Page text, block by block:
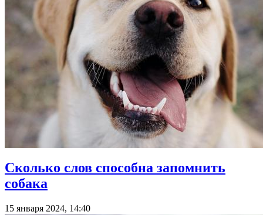
Сколько слов способна запомнить
собака
15 января 2024, 14:40